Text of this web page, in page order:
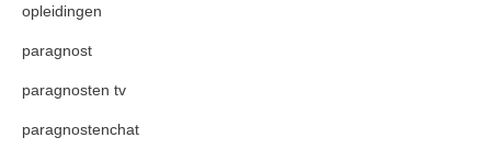
opleidingen
paragnost
paragnosten tv
paragnostenchat